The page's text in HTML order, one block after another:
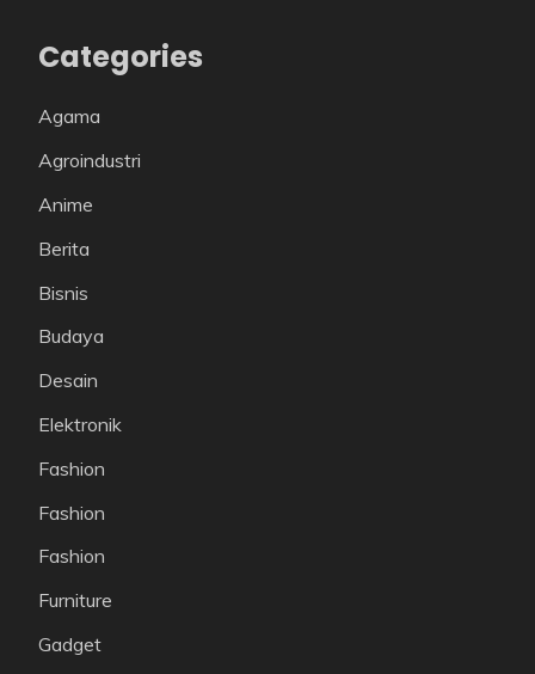
Categories
Agama
Agroindustri
Anime
Berita
Bisnis
Budaya
Desain
Elektronik
Fashion
Fashion
Fashion
Furniture
Gadget